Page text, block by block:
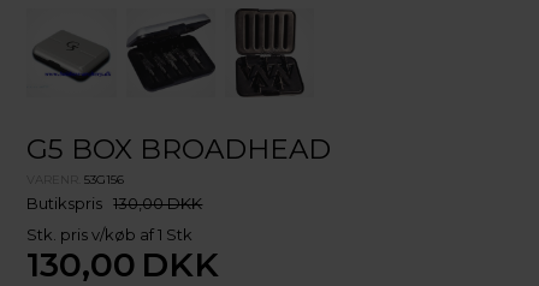
G5 BOX BROADHEAD
VARENR.53G156
Butikspris 130,00 DKK
Stk. pris v/køb af 1 Stk
130,00 DKK